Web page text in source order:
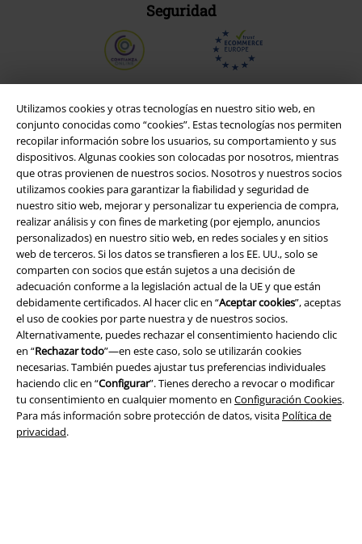
Utilizamos cookies y otras tecnologías en nuestro sitio web, en
conjunto conocidas como “cookies”. Estas tecnologías nos permiten
recopilar información sobre los usuarios, su comportamiento y sus
dispositivos. Algunas cookies son colocadas por nosotros, mientras
que otras provienen de nuestros socios. Nosotros y nuestros socios
utilizamos cookies para garantizar la fiabilidad y seguridad de
nuestro sitio web, mejorar y personalizar tu experiencia de compra,
realizar análisis y con fines de marketing (por ejemplo, anuncios
personalizados) en nuestro sitio web, en redes sociales y en sitios
web de terceros. Si los datos se transfieren a los EE. UU., solo se
comparten con socios que están sujetos a una decisión de
adecuación conforme a la legislación actual de la UE y que están
debidamente certificados. Al hacer clic en “Aceptar cookies”, aceptas
el uso de cookies por parte nuestra y de nuestros socios.
Alternativamente, puedes rechazar el consentimiento haciendo clic
en “Rechazar todo”—en este caso, solo se utilizarán cookies
necesarias. También puedes ajustar tus preferencias individuales
haciendo clic en “Configurar”. Tienes derecho a revocar o modificar
tu consentimiento en cualquier momento en Configuración Cookies.
Para más información sobre protección de datos, visita Política de
privacidad.
Seguridad
Legal
Términos y Condiciones
Aviso Legal
Ley protección de datos
Eliminación de residuos y protección del medioambiente
Declaración de Conformidad